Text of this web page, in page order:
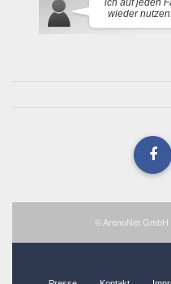
ich auf jeden
wieder
© ArenoNet GmbH